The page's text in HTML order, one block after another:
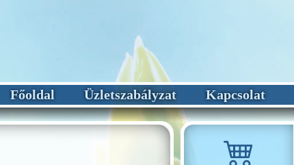
Főoldal Üzletszabályzat Kapcsolat